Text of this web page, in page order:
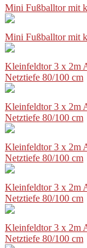
Mini Fußballtor mit
Mini Fußballtor mit
Kleinfeldtor 3 x 2m
Netztiefe 80/100 cm
Kleinfeldtor 3 x 2m
Netztiefe 80/100 cm
Kleinfeldtor 3 x 2m
Netztiefe 80/100 cm
Kleinfeldtor 3 x 2m
Netztiefe 80/100 cm
Kleinfeldtor 3 x 2m
Netztiefe 80/100 cm